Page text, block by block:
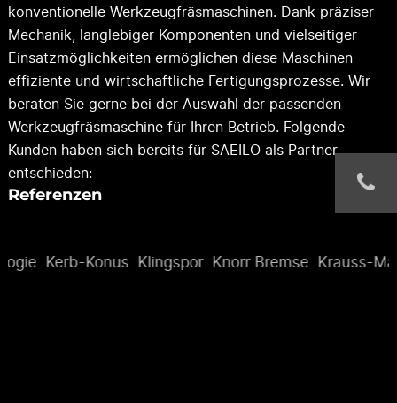
konventionelle Werkzeugfräsmaschinen. Dank präziser
Mechanik, langlebiger Komponenten und vielseitiger
Einsatzmöglichkeiten ermöglichen diese Maschinen
effiziente und wirtschaftliche Fertigungsprozesse. Wir
beraten Sie gerne bei der Auswahl der passenden
Werkzeugfräsmaschine für Ihren Betrieb. Folgende
Kunden haben sich bereits für SAEILO als Partner
entschieden:
Referenzen
Kerb-Konus Klingspor Knorr Bremse Krauss-